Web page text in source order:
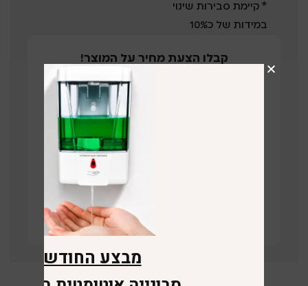
* קיימת סבירות שינוי
במידות של כ10%
קבלו הצעת מחיר על המוצר!
השאירו פרטים ונציג שלנו יחזור בהקדם
תחזרו אליי
קישור לוויז
מבצע החודש